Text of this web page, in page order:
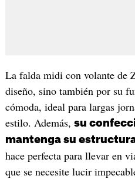
La falda midi con volante de
diseño, sino también por su
cómoda, ideal para largas
estilo. Además, su
mantenga su
hace perfecta para llevar en
que se necesite lucir